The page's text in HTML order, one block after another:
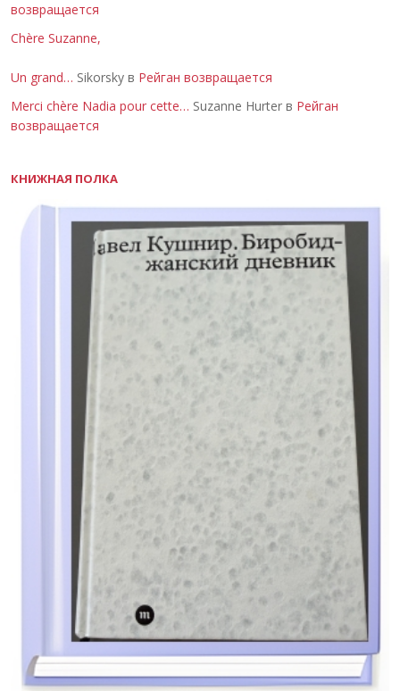
возвращается
Chère Suzanne,
Un grand… Sikorsky в Рейган возвращается
Merci chère Nadia pour cette… Suzanne Hurter в Рейган
возвращается
КНИЖНАЯ ПОЛКА